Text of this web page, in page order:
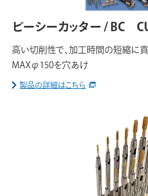
ビーシーカッター / BC
高い切削性で、加工時間の短縮に
MAXφ150を穴あけ
製品の詳細はこちら